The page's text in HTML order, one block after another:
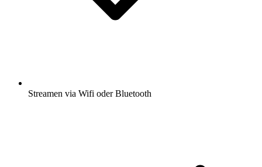
Streamen via Wifi oder Bluetooth